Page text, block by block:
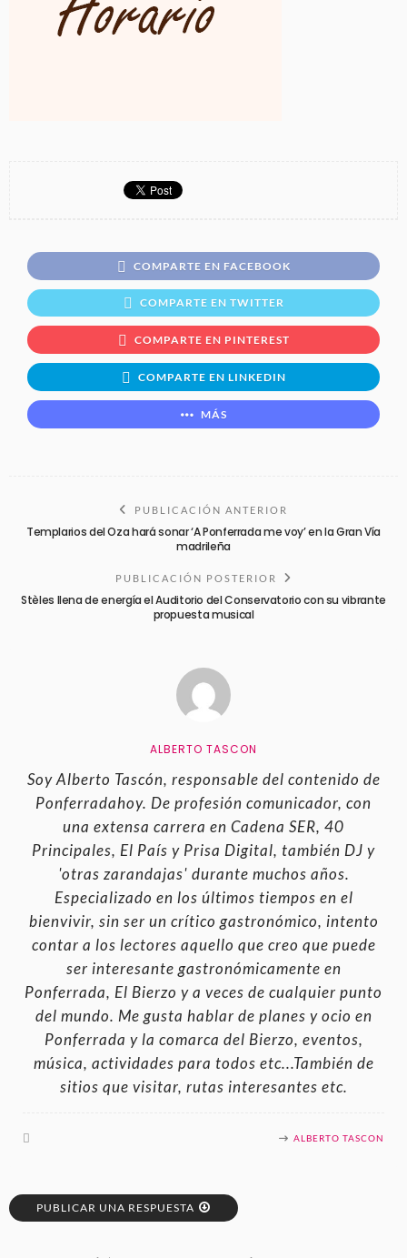
COMPARTE EN FACEBOOK
COMPARTE EN TWITTER
COMPARTE EN PINTEREST
COMPARTE EN LINKEDIN
MÁS
PUBLICACIÓN ANTERIOR
Templarios del Oza hará sonar ‘A Ponferrada me voy’ en la Gran Vía
madrileña
PUBLICACIÓN POSTERIOR
Stèles llena de energía el Auditorio del Conservatorio con su vibrante
propuesta musical
ALBERTO TASCON
Soy Alberto Tascón, responsable del contenido de
Ponferradahoy. De profesión comunicador, con
una extensa carrera en Cadena SER, 40
Principales, El País y Prisa Digital, también DJ y
'otras zarandajas' durante muchos años.
Especializado en los últimos tiempos en el
bienvivir, sin ser un crítico gastronómico, intento
contar a los lectores aquello que creo que puede
ser interesante gastronómicamente en
Ponferrada, El Bierzo y a veces de cualquier punto
del mundo. Me gusta hablar de planes y ocio en
Ponferrada y la comarca del Bierzo, eventos,
música, actividades para todos etc...También de
sitios que visitar, rutas interesantes etc.
ALBERTO TASCON
PUBLICAR UNA RESPUESTA